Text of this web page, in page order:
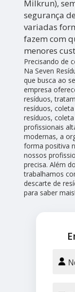
Milkrun),
segurança
variadas
fazem com
menores
Precisando de
Na Seven
que busca ao
empresa
resíduos,
resíduos,
resíduos,
profissionais
modernas, a
forma positiva
nossos
precisa. Além
trabalhamos
descarte de
para saber mais!